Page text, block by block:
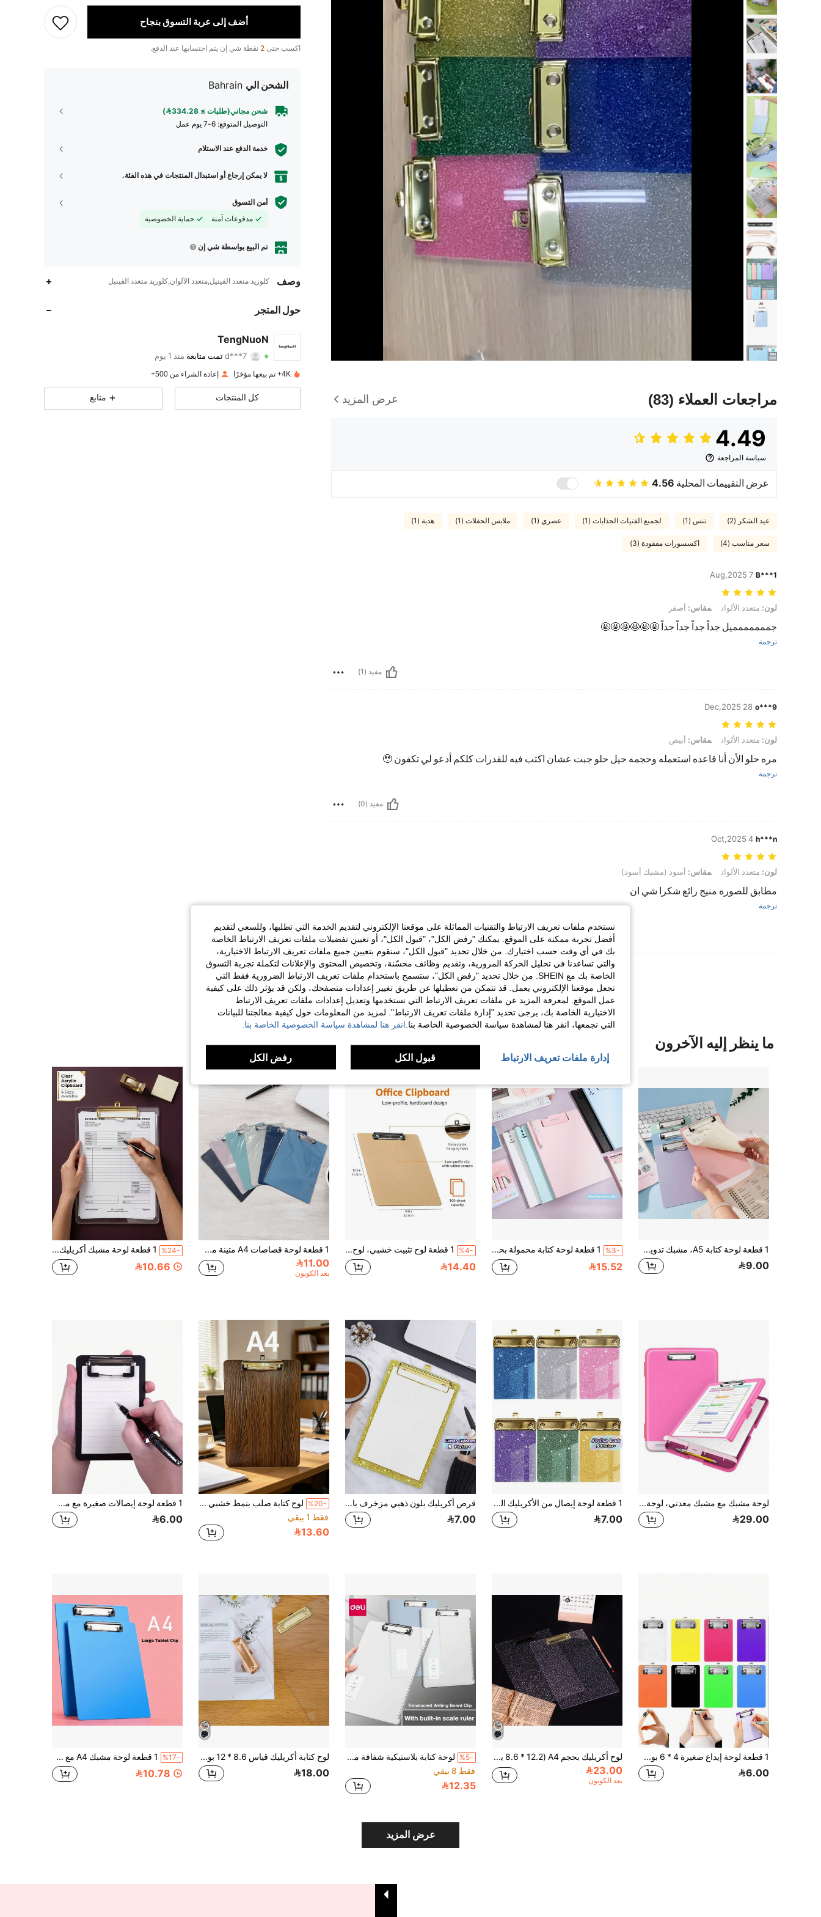
مراجعات العملاء (83) عرض المزيد
4.49
سياسة المراجعة
عرض التقييمات المحلية 4.56
عيد الشكر (2) تنس (1) لجميع الفتيات الجذابات (1) عصري (1) ملابس الحفلات (1) هدية (1)
سعر مناسب (4) اكسسورات مفقودة (3)
B***1
7 Aug,2025
لون: متعدد الألوان, مقاس: أصفر
لون: متعدد الألوان مقاس: أصفر
جممممممميل جداً جداً جداً جداً 🤩🤩🤩🤩🤩🤩
ترجمة
مفيد (1)
o***9
28 Dec,2025
لون: متعدد الألوان, مقاس: أبيض
لون: متعدد الألوان مقاس: أبيض
مره حلو الأن أنا قاعده استعمله وحجمه حيل حلو جبت عشان اكتب فيه للقدرات كلكم أدعو لي تكفون 🥹
ترجمة
مفيد (0)
h***n
4 Oct,2025
لون: متعدد الألوان, مقاس: أسود (مشبك أسود)
لون: متعدد الألوان مقاس: أسود (مشبك أسود)
مطابق للصوره منيج رائع شكرا شي ان
ترجمة
مفيد (0)
عرض المزيد من المراجعات
أضف إلى عربة التسوق بنجاح
اكسب حتى 2 نقطة شي إن يتم احتسابها عند الدفع.
الشحن الي Bahrain
شحن مجاني(طلبات ≥ 334.28)
التوصيل المتوقع: 6-7 يوم عمل
خدمة الدفع عند الاستلام
لا يمكن إرجاع أو استبدال المنتجات في هذه الفئة.
أمن التسوق
مدفوعات آمنة
حماية الخصوصية
تم البيع بواسطة شي إن
وصف كلوريد متعدد الفينيل,متعدد الألوان,كلوريد متعدد الفينيل
حول المتجر
TengNuoN
d***7
4.89 تقييم 27قطع 463متابعون
4.89
27
463
4K+ تم بيعها مؤخرًا إعادة الشراء من 500+
كل المنتجات متابع
ما ينظر إليه الآخرون
1 قطعة لوحة كتابة A5، مشبك تدوين الملاحظات، لوحة كتابة A5 بمشبك، ملف محاضر الاجتماعات، لوحة ملف كتاب، مشبك منخفض البروز، مناسب للفصل الدراسي والمكتب والمطعم [أزرق، وردي، أخضر، بنفسجي]
9.00
%3- 1 قطعة لوحة كتابة محمولة بحجم A4 مع غطاء قابل للطي ومشبك طويل، لوحة قابلة للطي، مناسبة للدراسة والمكتب والرسم والإبداع في الهواء الطلق، أدوات مكتبية للعودة إلى المدرسة والتخرج، العودة إلى المدرسة
15.52
%4- 1 قطعة لوح تثبيت خشبي، لوح تثبيت من الخشب الصلب بمقاس الرسالة 8.5 * 11 بوصة للفصول الدراسية، بمقاس قياسي A4 8.9 * 12.4 بوصة مع مشبك منخفض الملف، لوازم المكتب والمدرسة
14.40
1 قطعة لوحة قصاصات A4 متينة من البولي بروبيلين مع حامل قلم - منظم مستندات أساسي للممرضات والمعلمين والمكتب والمدرسة | متوفرة ب- 6 ألوان، لوحة قصاصات A4 مع مشبك معدني مطاطي مع خطاف، لوحة قصاصات، وسادة كتابة للطلاب، مشبك قائمة الطلبات
11.00
بعد الكوبون
%24- 1 قطعة لوحة مشبك أكريليك شفافة A4 A5 A6 A7، لوحة كتابة شفافة، ملف مشبك مستندات محمول للمكتب والمدرسة، لوازم مدرسية وإكسسوارات مكتبية للممرضة، عالية الجودة وأنيقة مع حامل أقلام ومشابك، العودة إلى المدرسة
10.66
لوحة مشبك مع مشبك معدني، لوحة متعددة الأغراض، مناسبة للممرضات والمعلمين والطب والفصول الدراسية، العودة إلى المدرسة
29.00
1 قطعة لوحة إيصال من الأكريليك اللامع - مصنوعة من مادة PMMA، 6 ألوان زاهية (أزرق، وردي، أخضر، بنفسجي، أصفر، أبيض) بحواف معدنية ولمعان بريق - تصميم محمول مدمج للفصول الدراسية والمكاتب والمدارس والدفاتر والمجلات
7.00
قرص أكريليك بلون ذهبي مزخرف بالبريق والبرق مقاس A5 قياسي 4 * 6 بوصة، لوحة إرفاق أنيقة مزينة بالبريق والبرق للنساء، لمكتب المدرسة والفصل الدراسي ولوازم العودة إلى المدرسة والطلاب والمكتب وديكور محطة العمل
7.00
%20-
لوح كتابة صلب بنمط خشبي مزيف مقاس A4، لوح ملفات متين مع مشبك معدني، مناسب للمكتب والدراسة والمنزل، مقاوم للماء بشكل عال، مقاوم للخدش والتآكل، غير قابل للتشوه، ملمس واضح وشعور راقي، تشغيل مشبك معدني سلس، قبضة قوية لإمساك أوراق A4 بأمان
فقط 1 بيقي
13.60
1 قطعة لوحة إيصالات صغيرة مع مشبك قوي - لوحة إيصالات محمولة مدمجة ، مصنوعة من مادة PP المتينة ، مناسبة للملاحظات والإيصالات والفواتير - بحجم مناسب للجيب ، العودة إلى المدرسة ، لوازم مدرسية
6.00
1 قطعة لوحة إيداع صغيرة 4 * 6 بوصة، لوحات إيداع صغيرة لدفاتر الملاحظات، بحجم الملاحظات، لوحة إيداع للتمريض مع جيب خلفي صغير لدفاتر الملاحظات وإيصالات القوائم
6.00
لوح أكريليك بحجم A4 (8.6 * 12.2 بوصة) مزين بالبريق، تصميم مشبك بسيط، مناسب للفصول الدراسية والمدارس والمكاتب - هدية عيد الميلاد والعام الجديد ممتازة
23.00
بعد الكوبون
%5-
لوحة كتابة بلاستيكية شفافة مقاس A4 مع مشبك ومسطرة، 8.86 بوصة * 12.4 بوصة حجم الرسالة، مناسبة لملاحظات الاجتماعات والرسم والقياس، لوازم مدرسية، لوازم مكتبية
فقط 8 بيقي
12.35
لوح كتابة أكريليك قياس 8.6 * 12 بوصة، مع مشبك دقيق، قابل للتعليق، شفاف - مقاس قياسي A4، مناسب للمكتب والمدرسة، ضروري للعودة إلى المدرسة
18.00
%17- 1 قطعة لوحة مشبك A4 مع مشبك قوي - لوحة مشبك مذكرات محمولة صغيرة، مادة PP متينة، مناسبة للملاحظات والإيصالات والفواتير - حجم الجيب
10.78
عرض المزيد
نستخدم ملفات تعريف الارتباط والتقنيات المماثلة على موقعنا الإلكتروني لتقديم الخدمة التي تطلبها، وللسعي لتقديم
أفضل تجربة ممكنة على الموقع. يمكنك "رفض الكل"، "قبول الكل"، أو تعيين تفضيلات ملفات تعريف الارتباط الخاصة
بك في أي وقت حسب اختيارك. من خلال تحديد "قبول الكل"، سنقوم بتعيين جميع ملفات تعريف الارتباط الاختيارية،
والتي تساعدنا في تحليل الحركة المرورية، وتقديم وظائف محسّنة، وتخصيص المحتوى والإعلانات لتكملة تجربة التسوق
الخاصة بك مع SHEIN. من خلال تحديد "رفض الكل"، ستسمح باستخدام ملفات تعريف الارتباط الضرورية فقط التي
تجعل موقعنا الإلكتروني يعمل. قد تتمكن من تعطيلها عن طريق تغيير إعدادات متصفحك، ولكن قد يؤثر ذلك على كيفية
عمل الموقع. لمعرفة المزيد عن ملفات تعريف الارتباط التي نستخدمها وتعديل إعدادات ملفات تعريف الارتباط
الاختيارية الخاصة بك، يرجى تحديد "إدارة ملفات تعريف الارتباط". لمزيد من المعلومات حول كيفية معالجتنا للبيانات
التي نجمعها، انقر هنا لمشاهدة سياسة الخصوصية الخاصة بنا. انقر هنا لمشاهدة سياسة الخصوصية الخاصة بنا.
إدارة ملفات تعريف الارتباط قبول الكل رفض الكل